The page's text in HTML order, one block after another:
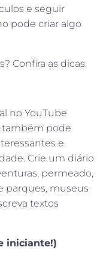
e seguir
pode criar algo
Confira as dicas.
no YouTube
também pode
e
Crie um diário
permeado,
parques, museus
textos
iniciante!)